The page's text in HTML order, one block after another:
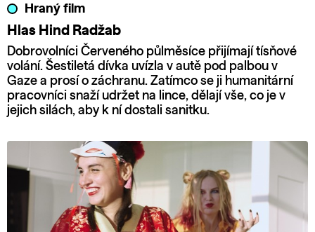
Hraný film
Hlas Hind Radžab
Dobrovolníci Červeného půlměsíce přijímají tísňové
volání. Šestiletá dívka uvízla v autě pod palbou v
Gaze a prosí o záchranu. Zatímco se ji humanitární
pracovníci snaží udržet na lince, dělají vše, co je v
jejich silách, aby k ní dostali sanitku.